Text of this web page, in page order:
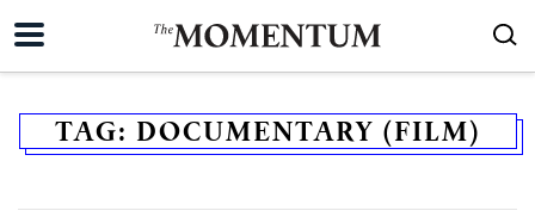
TAG: DOCUMENTARY (FILM)